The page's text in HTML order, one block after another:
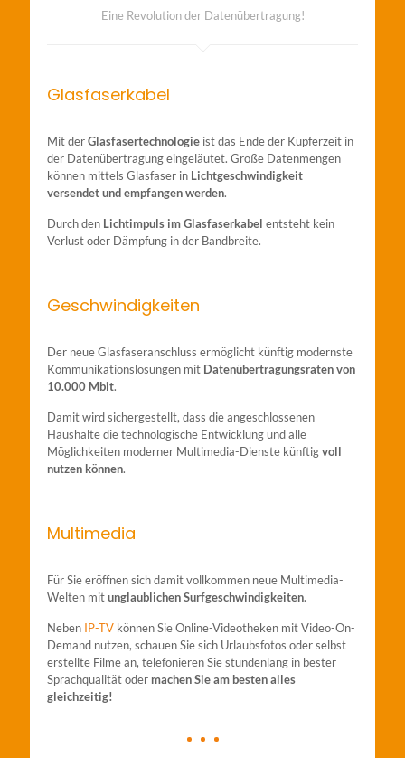
Eine Revolution der Datenübertragung!
Glasfaserkabel
Mit derGlasfasertechnologie ist das Ende der Kupferzeit in
der Datenübertragung eingeläutet. Große Datenmengen
können mittels Glasfaser in Lichtgeschwindigkeit
versendet und empfangen werden.
Durch den Lichtimpuls im Glasfaserkabel entsteht kein
Verlust oder Dämpfung in der Bandbreite.
Geschwindigkeiten
Der neue Glasfaseranschluss ermöglicht künftig modernste
Kommunikationslösungen mit Datenübertragungsraten von
10.000 Mbit.
Damit wird sichergestellt, dass die angeschlossenen
Haushalte die technologische Entwicklung und alle
Möglichkeiten moderner Multimedia-Dienste künftigvoll
nutzen können.
Multimedia
Für Sie eröffnen sich damit vollkommen neue Multimedia-
Welten mitunglaublichen Surfgeschwindigkeiten.
Neben IP-TV können Sie Online-Videotheken mit Video-On-
Demand nutzen, schauen Sie sich Urlaubsfotos oder selbst
erstellte Filme an, telefonieren Sie stundenlang in bester
Sprachqualität oder machen Sie am besten alles
gleichzeitig!